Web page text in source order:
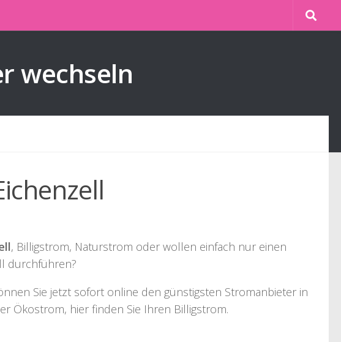
wechseln
, Billigstrom, Naturstrom oder wollen einfach nur einen
durchführen?
Sie jetzt sofort online den günstigsten Stromanbieter in
Ökostrom, hier finden Sie Ihren Billigstrom.